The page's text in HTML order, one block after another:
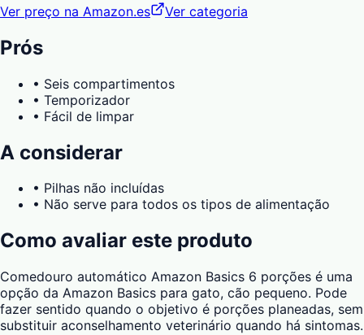
Ver preço na Amazon.es
Ver categoria
Prós
• Seis compartimentos
• Temporizador
• Fácil de limpar
A considerar
• Pilhas não incluídas
• Não serve para todos os tipos de alimentação
Como avaliar este produto
Comedouro automático Amazon Basics 6 porções é uma
opção da Amazon Basics para gato, cão pequeno. Pode
fazer sentido quando o objetivo é porções planeadas, sem
substituir aconselhamento veterinário quando há sintomas.